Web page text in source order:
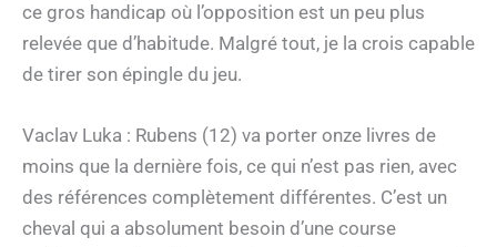
ce gros handicap où l’opposition est un peu plus
relevée que d’habitude. Malgré tout, je la crois capable
de tirer son épingle du jeu.
Vaclav Luka : Rubens (12) va porter onze livres de
moins que la dernière fois, ce qui n’est pas rien, avec
des références complètement différentes. C’est un
cheval qui a absolument besoin d’une course